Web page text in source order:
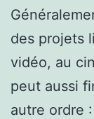
des projets
vidéo, au
peut aussi
autre ordre